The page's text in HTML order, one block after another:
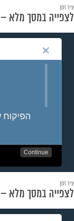
ציר זמן
לצפייה במסך מלא –
ציר זמן
לצפייה במסך מלא –